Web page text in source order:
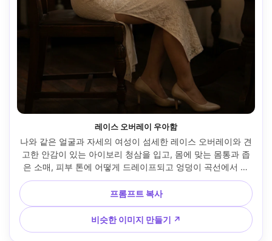
레이스 오버레이 우아함
나와 같은 얼굴과 자세의 여성이 섬세한 레이스 오버레이와 견
고한 안감이 있는 아이보리 청삼을 입고, 몸에 맞는 몸통과 좁
은 소매, 피부 톤에 어떻게 드레이프되고 엉덩이 곡선에서 원
단이 어떻게 떨어지는지 강조, 샴페인 힐과 새틴 헤어핀과 매
치, 우아한 다방 인테리어, 리플렉터 필이 있는 부드러운 창문
조명, 85mm 인물 렌즈, 중간 길이 프레임, 편집 사실감, 신체
모양 변화 없음 --ar 4:5
프롬프트 복사
비슷한 이미지 만들기 ↗